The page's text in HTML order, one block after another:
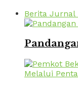
Berita Jurnal